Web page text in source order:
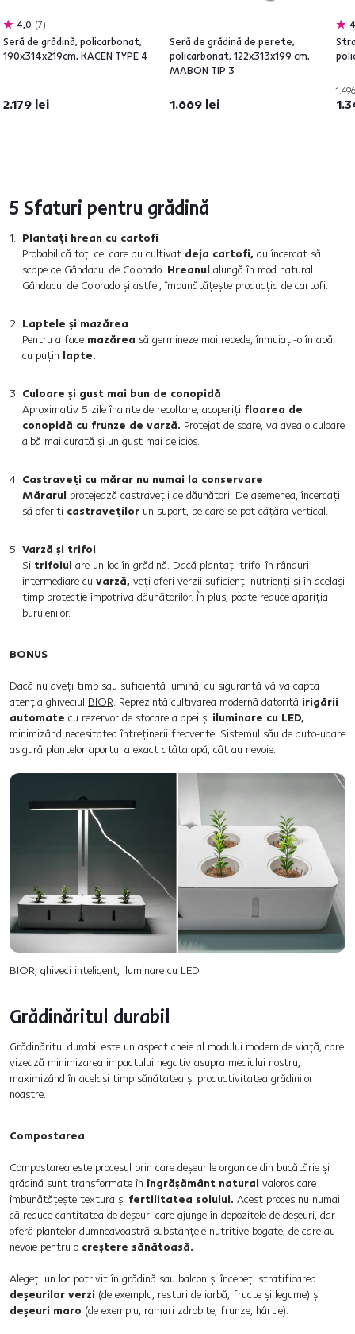
4,0 7
Seră de grădină, policarbonat,
190x314x219cm, KACEN TYPE 4
2.179 lei
Seră de grădină de perete,
policarbonat, 122x313x199 cm,
MABON TIP 3
1.669 lei
5 Sfaturi pentru grădină
Plantați hrean cu cartofi
Probabil că toți cei care au cultivat deja cartofi, au încercat să
scape de Gândacul de Colorado. Hreanul alungă în mod natural
Gândacul de Colorado și astfel, îmbunătățește producția de cartofi.
Laptele și mazărea
Pentru a face mazărea să germineze mai repede, înmuiați-o în apă
cu puțin lapte.
Culoare și gust mai bun de conopidă
Aproximativ 5 zile înainte de recoltare, acoperiți floarea de
conopidă cu frunze de varză. Protejat de soare, va avea o culoare
albă mai curată și un gust mai delicios.
Castraveți cu mărar nu numai la conservare
Mărarul protejează castraveții de dăunători. De asemenea, încercați
să oferiți castraveților un suport, pe care se pot cățăra vertical.
Varză și trifoi
Și trifoiul are un loc în grădină. Dacă plantați trifoi în rânduri
intermediare cu varză, veți oferi verzii suficienți nutrienți și în același
timp protecție împotriva dăunătorilor. În plus, poate reduce apariția
buruienilor.
BONUS
Dacă nu aveți timp sau suficientă lumină, cu siguranță vă va capta
atenția ghiveciul BIOR. Reprezintă cultivarea modernă datorită irigării
automate cu rezervor de stocare a apei și iluminare cu LED,
minimizând necesitatea întreținerii frecvente. Sistemul său de auto-udare
asigură plantelor aportul a exact atâta apă, cât au nevoie.
BIOR, ghiveci inteligent, iluminare cu LED
Grădinăritul durabil
Grădinăritul durabil este un aspect cheie al modului modern de viață, care
vizează minimizarea impactului negativ asupra mediului nostru,
maximizând în același timp sănătatea și productivitatea grădinilor
noastre.
Compostarea
Compostarea este procesul prin care deșeurile organice din bucătărie și
grădină sunt transformate în îngrășământ natural valoros care
îmbunătățește textura și fertilitatea solului. Acest proces nu numai
că reduce cantitatea de deșeuri care ajunge în depozitele de deșeuri, dar
oferă plantelor dumneavoastră substanțele nutritive bogate, de care au
nevoie pentru o creștere sănătoasă.
Alegeți un loc potrivit în grădină sau balcon și începeți stratificarea
deșeurilor verzi (de exemplu, resturi de iarbă, fructe și legume) și
deșeuri maro (de exemplu, ramuri zdrobite, frunze, hârtie).